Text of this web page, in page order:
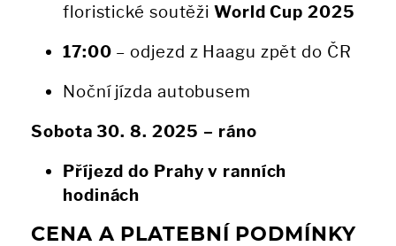
floristické soutěži World Cup 2025
17:00 – odjezd z Haagu zpět do ČR
Noční jízda autobusem
Sobota 30. 8. 2025 – ráno
Příjezd do Prahy v ranních
hodinách
CENA A PLATEBNÍ PODMÍNKY